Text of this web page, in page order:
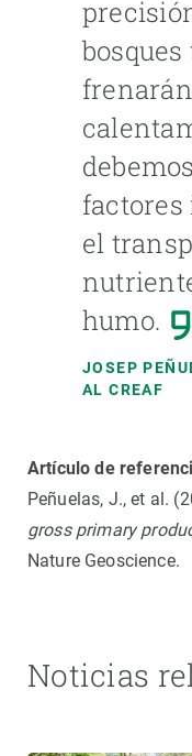
el
humo.
JOSEP
AL CREAF
Artículo de
Peñuelas, J., et al.
gross primary
Nature Geoscience.
Noticias